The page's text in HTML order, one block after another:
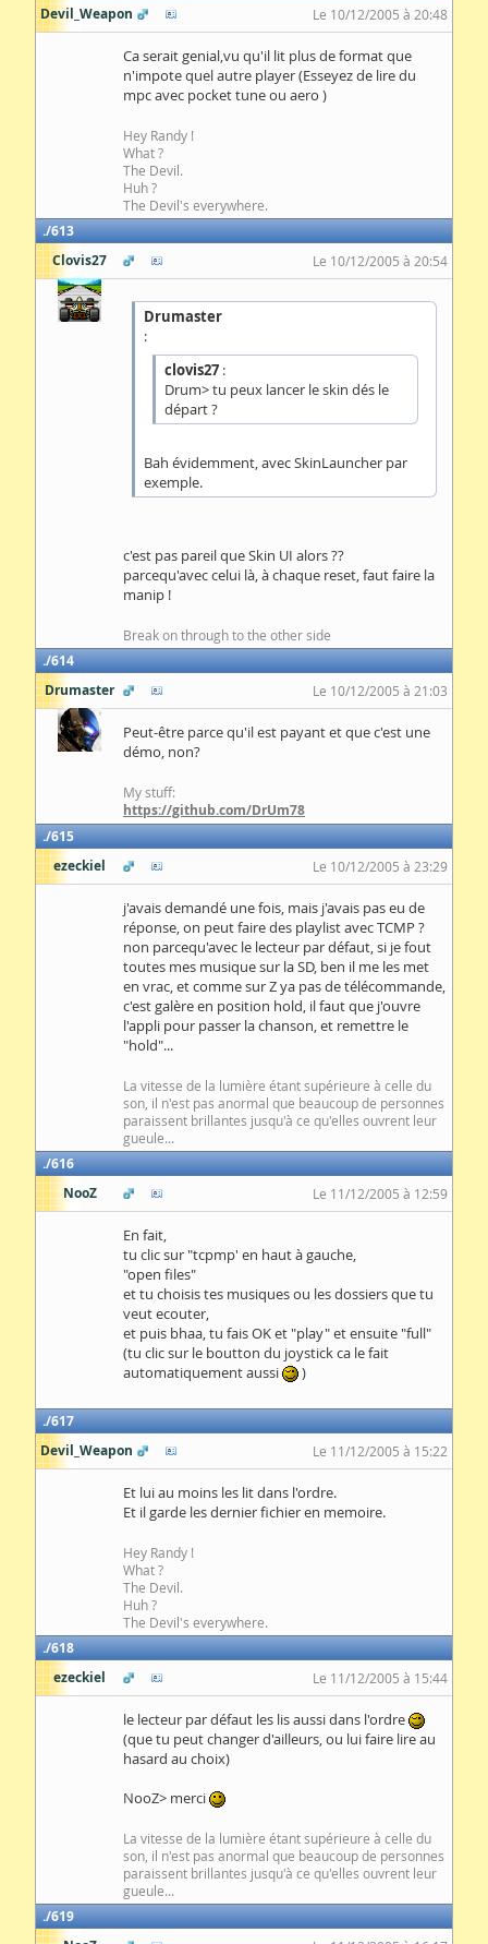
Devil_Weapon
Le 10/12/2005 à 20:48
Ca serait genial,vu qu'il lit plus de format que
n'impote quel autre player (Esseyez de lire du
mpc avec pocket tune ou aero )
Hey Randy !
What ?
The Devil.
Huh ?
The Devil's everywhere.
613
Clovis27
Le 10/12/2005 à 20:54
Drumaster
:
clovis27 :
Drum> tu peux lancer le skin dés le
départ ?
Bah évidemment, avec SkinLauncher par
exemple.
c'est pas pareil que Skin UI alors ??
parcequ'avec celui là, à chaque reset, faut faire la
manip !
Break on through to the other side
614
Drumaster
Le 10/12/2005 à 21:03
Peut-être parce qu'il est payant et que c'est une
démo, non?
My stuff:
https://github.com/DrUm78
615
ezeckiel
Le 10/12/2005 à 23:29
j'avais demandé une fois, mais j'avais pas eu de
réponse, on peut faire des playlist avec TCMP ?
non parcequ'avec le lecteur par défaut, si je fout
toutes mes musique sur la SD, ben il me les met
en vrac, et comme sur Z ya pas de télécommande,
c'est galère en position hold, il faut que j'ouvre
l'appli pour passer la chanson, et remettre le
"hold"...
La vitesse de la lumière étant supérieure à celle du
son, il n'est pas anormal que beaucoup de personnes
paraissent brillantes jusqu'à ce qu'elles ouvrent leur
gueule...
616
NooZ
Le 11/12/2005 à 12:59
En fait,
tu clic sur "tcpmp' en haut à gauche,
"open files"
et tu choisis tes musiques ou les dossiers que tu
veut ecouter,
et puis bhaa, tu fais OK et "play" et ensuite "full"
(tu clic sur le boutton du joystick ca le fait
automatiquement aussi
)
617
Devil_Weapon
Le 11/12/2005 à 15:22
Et lui au moins les lit dans l'ordre.
Et il garde les dernier fichier en memoire.
Hey Randy !
What ?
The Devil.
Huh ?
The Devil's everywhere.
618
ezeckiel
Le 11/12/2005 à 15:44
le lecteur par défaut les lis aussi dans l'ordre
(que tu peut changer d'ailleurs, ou lui faire lire au
hasard au choix)
NooZ> merci
La vitesse de la lumière étant supérieure à celle du
son, il n'est pas anormal que beaucoup de personnes
paraissent brillantes jusqu'à ce qu'elles ouvrent leur
gueule...
619